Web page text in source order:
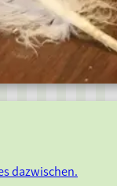
dazwischen.